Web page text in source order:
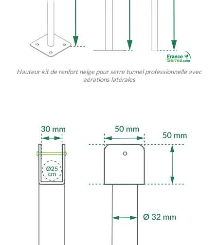
Hauteur kit de renfort neige pour serre tunnel professionnelleavec
aérations latérales